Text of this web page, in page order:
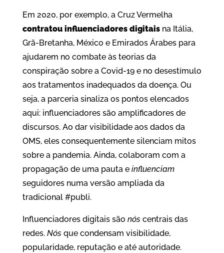
Em 2020, por exemplo, a Cruz Vermelha
contratou influenciadores digitaisna Itália,
Grã-Bretanha, México e Emirados Árabes para
ajudarem no combate às teorias da
conspiração sobre a Covid-19 e no desestímulo
aos tratamentos inadequados da doença. Ou
seja, a parceria sinaliza os pontos elencados
aqui: influenciadores são amplificadores de
discursos. Ao dar visibilidade aos dados da
OMS, eles consequentemente silenciam mitos
sobre a pandemia. Ainda, colaboram com a
propagação de uma pauta e influenciam
seguidores numa versão ampliada da
tradicional #publi.
Influenciadores digitais são nóscentrais das
redes. Nósque condensam visibilidade,
popularidade, reputação e até autoridade.